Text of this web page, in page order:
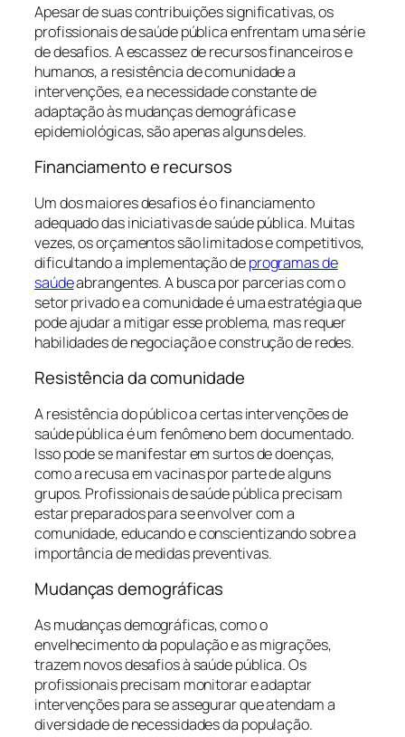
Apesar de suas contribuições significativas, os
profissionais de saúde pública enfrentam uma série
de desafios. A escassez de recursos financeiros e
humanos, a resistência de comunidade a
intervenções, e a necessidade constante de
adaptação às mudanças demográficas e
epidemiológicas, são apenas alguns deles.
Financiamento e recursos
Um dos maiores desafios é o financiamento
adequado das iniciativas de saúde pública. Muitas
vezes, os orçamentos são limitados e competitivos,
dificultando a implementação deprogramas de
saúdeabrangentes. A busca por parcerias com o
setor privado e a comunidade é uma estratégia que
pode ajudar a mitigar esse problema, mas requer
habilidades de negociação e construção de redes.
Resistência da comunidade
A resistência do público a certas intervenções de
saúde pública é um fenômeno bem documentado.
Isso pode se manifestar em surtos de doenças,
como a recusa em vacinas por parte de alguns
grupos. Profissionais de saúde pública precisam
estar preparados para se envolver com a
comunidade, educando e conscientizando sobre a
importância de medidas preventivas.
Mudanças demográficas
As mudanças demográficas, como o
envelhecimento da população e as migrações,
trazem novos desafios à saúde pública. Os
profissionais precisam monitorar e adaptar
intervenções para se assegurar que atendam a
diversidade de necessidades da população.